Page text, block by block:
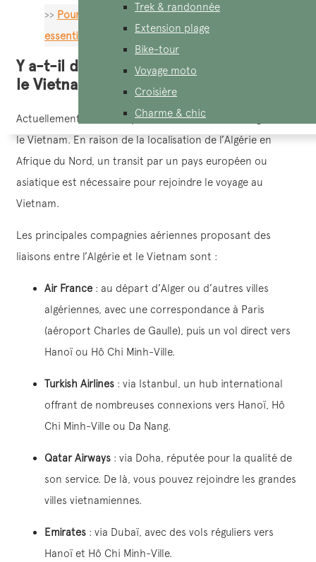
Trek & randonnée
Extension plage
Bike-tour
Voyage moto
Croisière
Charme & chic
>> Pourquoi une assurance voyage Vietnam est
essentielle?
Y a-t-il des vols directs entre l’Algérie et
le Vietnam ?
Actuellement, il n’existe pas de vol direct entre l’Algérie et
le Vietnam. En raison de la localisation de l’Algérie en
Afrique du Nord, un transit par un pays européen ou
asiatique est nécessaire pour rejoindre le voyage au
Vietnam.
Les principales compagnies aériennes proposant des
liaisons entre l’Algérie et le Vietnam sont :
Air France: au départ d’Alger ou d’autres villes
algériennes, avec une correspondance à Paris
(aéroport Charles de Gaulle), puis un vol direct vers
Hanoï ou Hô Chi Minh-Ville.
Turkish Airlines : via Istanbul, un hub international
offrant de nombreuses connexions vers Hanoï, Hô
Chi Minh-Ville ou Da Nang.
Qatar Airways : via Doha, réputée pour la qualité de
son service. De là, vous pouvez rejoindre les grandes
villes vietnamiennes.
Emirates : via Dubaï, avec des vols réguliers vers
Hanoï et Hô Chi Minh-Ville.